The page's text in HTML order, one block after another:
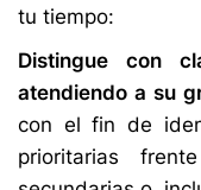
tu tiempo:
Distingue con
atendiendo a su
con el fin de
prioritarias